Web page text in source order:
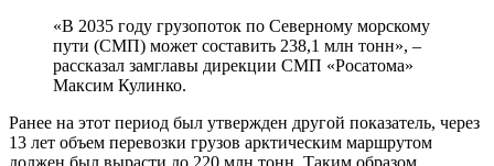
«В 2035 году грузопоток по Северному морскому
пути (СМП) может составить 238,1 млн тонн», –
рассказал замглавы дирекции СМП «Росатома»
Максим Кулинко.
Ранее на этот период был утвержден другой показатель, через
13 лет объем перевозки грузов арктическим маршрутом
должен был вырасти до 220 млн тонн. Таким образом,